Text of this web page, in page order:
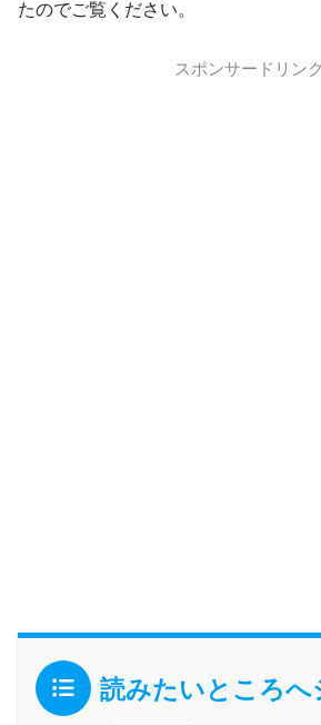
たのでご覧ください。
スポンサードリンク
読みたいところへ